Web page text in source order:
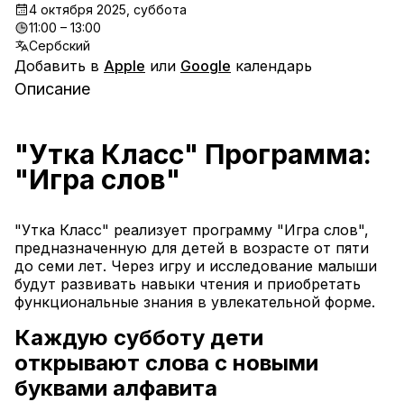
4 октября 2025, суббота
11:00 – 13:00
Сербский
Добавить в Apple или Google календарь
Описание
"Утка Класс" Программа:
"Игра слов"
"Утка Класс" реализует программу "Игра слов",
предназначенную для детей в возрасте от пяти
до семи лет. Через игру и исследование малыши
будут развивать навыки чтения и приобретать
функциональные знания в увлекательной форме.
Каждую субботу дети
открывают слова с новыми
буквами алфавита